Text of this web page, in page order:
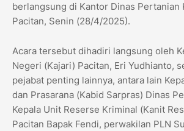
berlangsung di Kantor Dinas Pertanian
Pacitan, Senin (28/4/2025).
Acara tersebut dihadiri langsung oleh
Negeri (Kajari) Pacitan, Eri Yudhianto,
pejabat penting lainnya, antara lain
dan Prasarana (Kabid Sarpras) Dinas
Kepala Unit Reserse Kriminal (Kanit
Pacitan Bapak Fendi, perwakilan PLN